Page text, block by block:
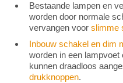
Bestaande lampen en
worden door normale
vervangen voor slimme
Inbouw schakel en dim
worden in een lampvoet
kunnen draadloos
drukknoppen.